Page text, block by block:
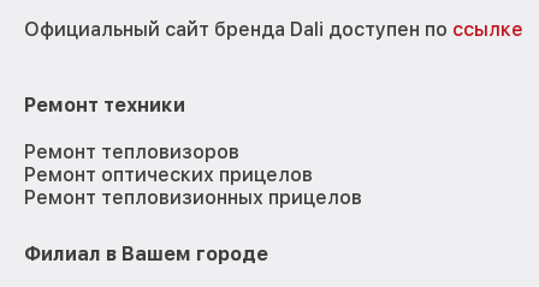
Официальный сайт бренда Dali доступен по ссылке
Ремонт техники
Ремонт тепловизоров
Ремонт оптических прицелов
Ремонт тепловизионных прицелов
Филиал в Вашем городе